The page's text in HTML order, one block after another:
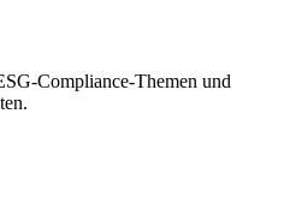
Compliance-Themen und